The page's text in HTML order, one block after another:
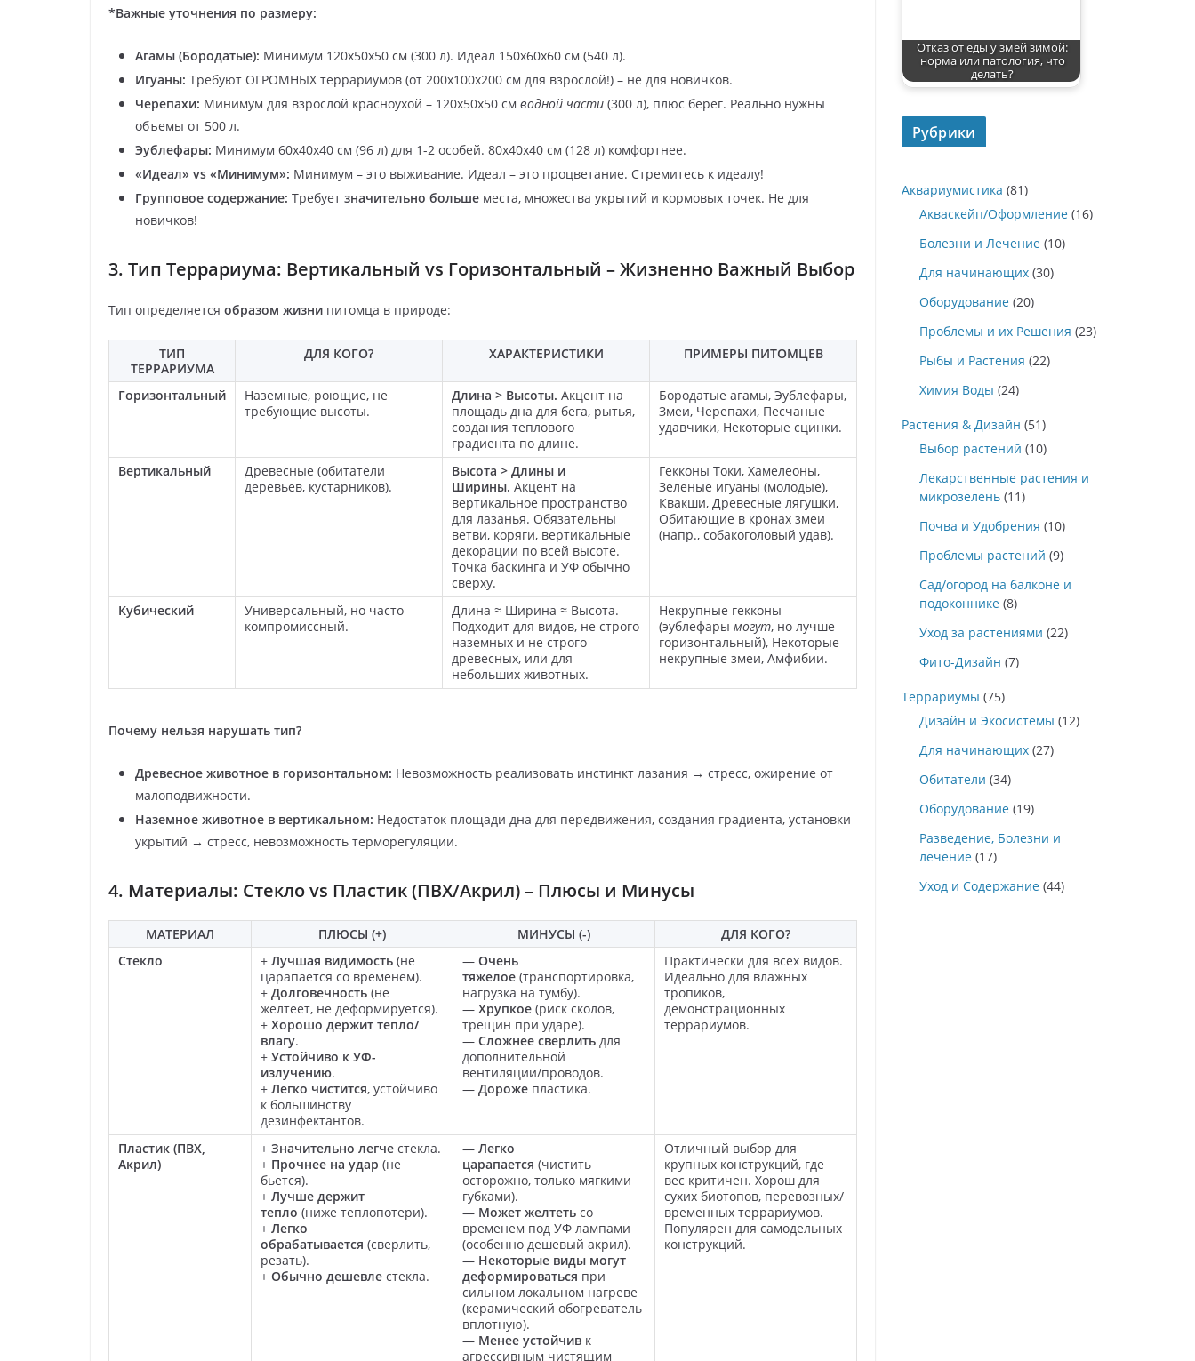
*Важные уточнения по размеру:
Агамы (Бородатые): Минимум 120x50x50 см (300 л). Идеал 150x60x60 см (540 л).
Игуаны: Требуют ОГРОМНЫХ террариумов (от 200x100x200 см для взрослой!) – не для новичков.
Черепахи: Минимум для взрослой красноухой – 120x50x50 см водной части (300 л), плюс берег. Реально нужны
объемы от 500 л.
Эублефары: Минимум 60x40x40 см (96 л) для 1-2 особей. 80x40x40 см (128 л) комфортнее.
«Идеал» vs «Минимум»: Минимум – это выживание. Идеал – это процветание. Стремитесь к идеалу!
Групповое содержание: Требует значительно больше места, множества укрытий и кормовых точек. Не для
новичков!
3. Тип Террариума: Вертикальный vs Горизонтальный – Жизненно Важный Выбор
Тип определяется образом жизни питомца в природе:
ТИП
ТЕРРАРИУМА
ДЛЯ КОГО? ХАРАКТЕРИСТИКИ ПРИМЕРЫ ПИТОМЦЕВ
Горизонтальный
Наземные, роющие, не
требующие высоты.
Длина > Высоты. Акцент на
площадь дна для бега, рытья,
создания теплового
градиента по длине.
Бородатые агамы, Эублефары,
Змеи, Черепахи, Песчаные
удавчики, Некоторые сцинки.
Вертикальный
Древесные (обитатели
деревьев, кустарников).
Высота > Длины и
Ширины. Акцент на
вертикальное пространство
для лазанья. Обязательны
ветви, коряги, вертикальные
декорации по всей высоте.
Точка баскинга и УФ обычно
сверху.
Гекконы Токи, Хамелеоны,
Зеленые игуаны (молодые),
Квакши, Древесные лягушки,
Обитающие в кронах змеи
(напр., собакоголовый удав).
Кубический
Универсальный, но часто
компромиссный.
Длина ≈ Ширина ≈ Высота.
Подходит для видов, не строго
наземных и не строго
древесных, или для
небольших животных.
Некрупные гекконы
(эублефары могут, но лучше
горизонтальный), Некоторые
некрупные змеи, Амфибии.
Почему нельзя нарушать тип?
Древесное животное в горизонтальном: Невозможность реализовать инстинкт лазания → стресс, ожирение от
малоподвижности.
Наземное животное в вертикальном: Недостаток площади дна для передвижения, создания градиента, установки
укрытий → стресс, невозможность терморегуляции.
4. Материалы: Стекло vs Пластик (ПВХ/Акрил) – Плюсы и Минусы
МАТЕРИАЛ ПЛЮСЫ (+) МИНУСЫ (-)
ДЛЯ КОГО?
Стекло
+ Лучшая видимость (не
царапается со временем).
+ Долговечность (не
желтеет, не деформируется).
+ Хорошо держит тепло/
влагу.
+ Устойчиво к УФ-
излучению.
+ Легко чистится, устойчиво
к большинству
дезинфектантов.
— Очень
тяжелое (транспортировка,
нагрузка на тумбу).
— Хрупкое (риск сколов,
трещин при ударе).
— Сложнее сверлить для
дополнительной
вентиляции/проводов.
— Дороже пластика.
Практически для всех видов.
Идеально для влажных
тропиков,
демонстрационных
террариумов.
Пластик (ПВХ,
Акрил)
+ Значительно легче стекла.
+ Прочнее на удар (не
бьется).
+ Лучше держит
тепло (ниже теплопотери).
+ Легко
обрабатывается (сверлить,
резать).
+ Обычно дешевле стекла.
— Легко
царапается (чистить
осторожно, только мягкими
губками).
— Может желтеть со
временем под УФ лампами
(особенно дешевый акрил).
— Некоторые виды могут
деформироваться при
сильном локальном нагреве
(керамический обогреватель
вплотную).
— Менее устойчив к
агрессивным чистящим
Отличный выбор для
крупных конструкций, где
вес критичен. Хорош для
сухих биотопов, перевозных/
временных террариумов.
Популярен для самодельных
конструкций.
Отказ от еды у змей зимой:
норма или патология, что
делать?
Рубрики
Аквариумистика (81)
Акваскейп/Оформление (16)
Болезни и Лечение (10)
Для начинающих (30)
Оборудование (20)
Проблемы и их Решения (23)
Рыбы и Растения (22)
Химия Воды (24)
Растения & Дизайн (51)
Выбор растений (10)
Лекарственные растения и
микрозелень (11)
Почва и Удобрения (10)
Проблемы растений (9)
Сад/огород на балконе и
подоконнике (8)
Уход за растениями (22)
Фито-Дизайн (7)
Террариумы (75)
Дизайн и Экосистемы (12)
Для начинающих (27)
Обитатели (34)
Оборудование (19)
Разведение, Болезни и
лечение (17)
Уход и Содержание (44)